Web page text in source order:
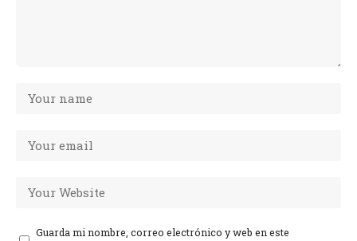
Guarda mi nombre, correo electrónico y web en este